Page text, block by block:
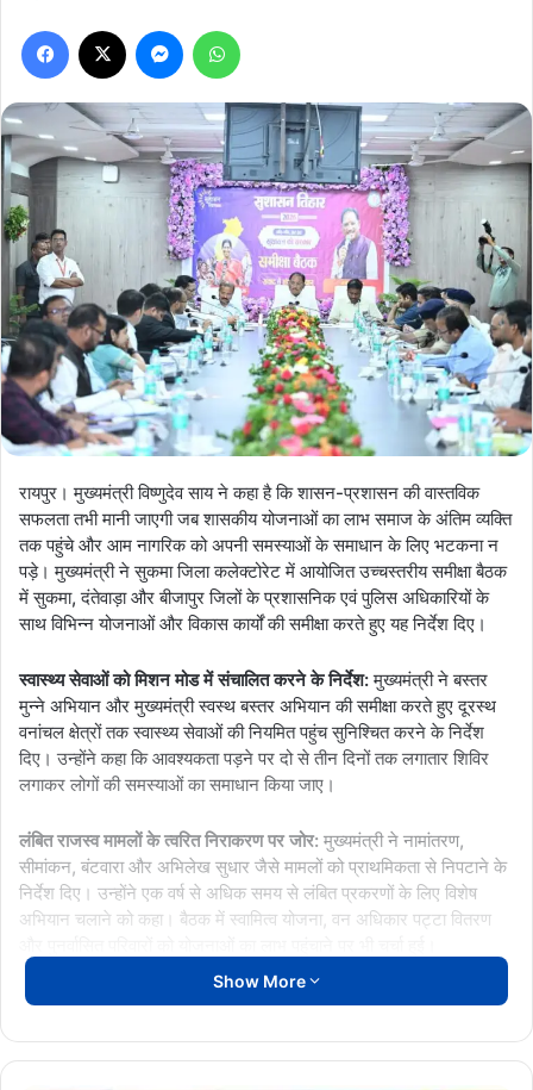
Facebook Messenger
रायपुर। मुख्यमंत्री विष्णुदेव साय ने कहा है कि शासन-प्रशासन की वास्तविक
सफलता तभी मानी जाएगी जब शासकीय योजनाओं का लाभ समाज के अंतिम व्यक्ति
तक पहुंचे और आम नागरिक को अपनी समस्याओं के समाधान के लिए भटकना न
पड़े। मुख्यमंत्री ने सुकमा जिला कलेक्टोरेट में आयोजित उच्चस्तरीय समीक्षा बैठक
में सुकमा, दंतेवाड़ा और बीजापुर जिलों के प्रशासनिक एवं पुलिस अधिकारियों के
साथ विभिन्न योजनाओं और विकास कार्यों की समीक्षा करते हुए यह निर्देश दिए।
स्वास्थ्य सेवाओं को मिशन मोड में संचालित करने के निर्देश:मुख्यमंत्री ने बस्तर
मुन्ने अभियान और मुख्यमंत्री स्वस्थ बस्तर अभियान की समीक्षा करते हुए दूरस्थ
वनांचल क्षेत्रों तक स्वास्थ्य सेवाओं की नियमित पहुंच सुनिश्चित करने के निर्देश
दिए। उन्होंने कहा कि आवश्यकता पड़ने पर दो से तीन दिनों तक लगातार शिविर
लगाकर लोगों की समस्याओं का समाधान किया जाए।
लंबित राजस्व मामलों के त्वरित निराकरण पर जोर: मुख्यमंत्री ने नामांतरण,
सीमांकन, बंटवारा और अभिलेख सुधार जैसे मामलों को प्राथमिकता से निपटाने के
निर्देश दिए। उन्होंने एक वर्ष से अधिक समय से लंबित प्रकरणों के लिए विशेष
अभियान चलाने को कहा। बैठक में स्वामित्व योजना, वन अधिकार पट्टा वितरण
महिला समूहों को मिलेगा “बस्तर ब्रांड” का नया मंच:मुख्यमंत्री ने महिला स्व-
Show More